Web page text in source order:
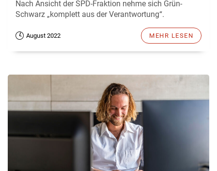
Nach Ansicht der SPD-Fraktion nehme sich Grün-
Schwarz „komplett aus der Verantwortung“.
August 2022 MEHR LESEN